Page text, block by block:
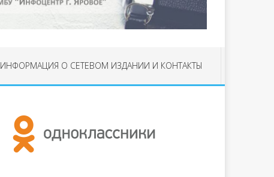
ИНФОРМАЦИЯ О СЕТЕВОМ ИЗДАНИИ И КОНТАКТЫ